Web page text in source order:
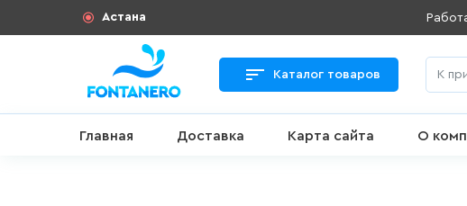
Астана
Каталог товаров
Главная Доставка Карта сайта О